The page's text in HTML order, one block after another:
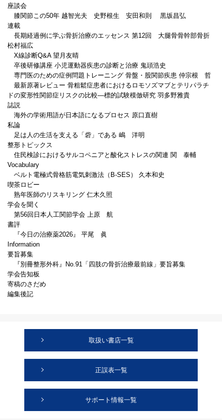
座談会
膝関節この50年 越智光夫 史野根生 安田和則 黒坂昌弘
連載
長期経過例に学ぶ骨折治療のエッセンス 第12回 大腿骨骨幹部骨折
松村福広
X線診断Q&A 望月友晴
卒後研修講座 小児運動器疾患の診断と治療 鬼頭浩史
専門医のための症例問題トレーニング 骨盤・股関節疾患 仲宗根 哲
最新原著レビュー 骨粗鬆症患者におけるロモソズマブとテリパラチ
ドの変形性関節症リスクの比較―標的試験模倣研究 羽多野雅貴
誌説
海外の学術用語が日本語になるプロセス 原口直樹
私論
足は人の生活を支える「砦」である 嶋 洋明
整形トピックス
住民検診におけるサルコペニアと酸化ストレスの関連 関 泰輔
Vocabulary
ベルト電極式骨格筋電気刺激法（B-SES） 久本和史
喫茶ロビー
熟年医師のリスキリング 仁木久照
学会を聞く
第56回日本人工関節学会 上原 航
書評
『今日の治療薬2026』 平尾 眞
Information
要旨募集
『別冊整形外科』No.91「四肢の骨折治療最前線」要旨募集
学会告知板
寄稿のさだめ
編集後記
取扱い書店一覧
正誤表一覧
サポート情報一覧